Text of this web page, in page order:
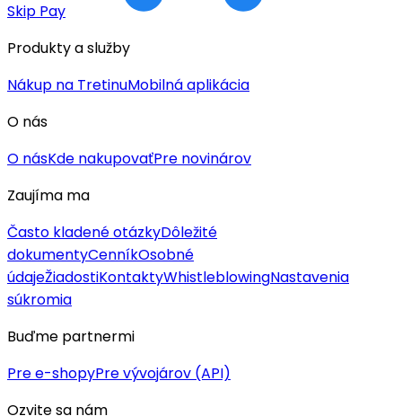
Skip Pay
Produkty a služby
Nákup na TretinuMobilná aplikácia
O nás
O násKde nakupovaťPre novinárov
Zaujíma ma
Často kladené otázkyDôležité
dokumentyCenníkOsobné
údajeŽiadostiKontaktyWhistleblowingNastavenia
súkromia
Buďme partnermi
Pre e-shopyPre vývojárov (API)
Ozvite sa nám